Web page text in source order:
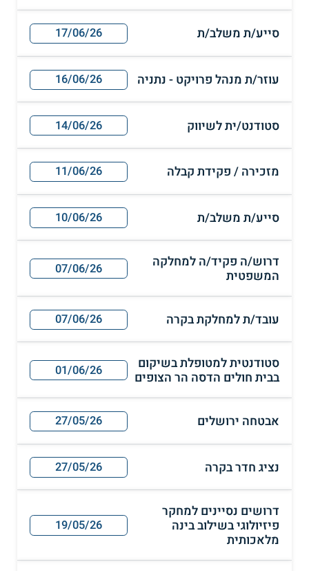
סייע/ת משלב/ת 17/06/26
עוזר/ת מנהל פרויקט - נתניה 16/06/26
סטודנט/ית לשיווק 14/06/26
מזכירה / פקידת קבלה 11/06/26
סייע/ת משלב/ת 10/06/26
דרוש/ה פקיד/ה למחלקה
המשפטית
07/06/26
עובד/ת למחלקת בקרה 07/06/26
סטודנטית למטופלת בשיקום
בבית חולים הדסה הר הצופים
01/06/26
אבטחה ירושלים 27/05/26
נציג חדר בקרה 27/05/26
דרושים נסיינים למחקר
פיזיולוגי בשילוב בינה
מלאכותית
19/05/26